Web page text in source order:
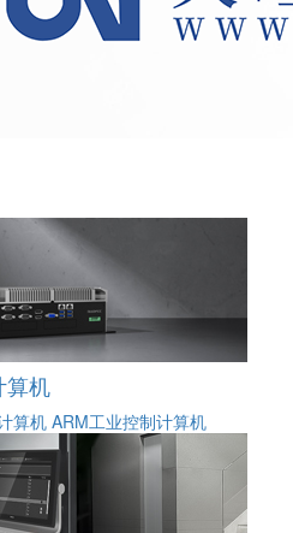
算机
算机ARM工业控制计算机